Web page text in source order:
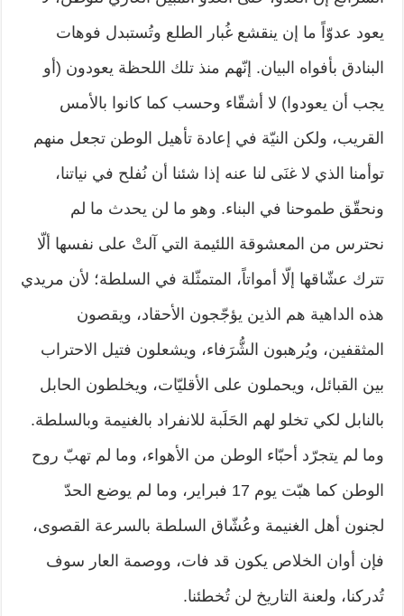
يعود عدوّاً ما إن ينقشع غُبار الطلع وتُستبدل فوهات
البنادق بأفواه البيان. إنّهم منذ تلك اللحظة يعودون (أو
يجب أن يعودوا) لا أشقّاء وحسب كما كانوا بالأمس
القريب، ولكن النيّة في إعادة تأهيل الوطن تجعل منهم
توأمنا الذي لا غنَى لنا عنه إذا شئنا أن نُفلح في نياتنا،
ونحقّق طموحنا في البناء. وهو ما لن يحدث ما لم
نحترس من المعشوقة اللئيمة التي آلتْ على نفسها ألّا
تترك عشّاقها إلّا أمواتاً، المتمثّلة في السلطة؛ لأن مريدي
هذه الداهية هم الذين يؤجّجون الأحقاد، ويقصون
المثقفين، ويُرهبون الشُّرَفاء، ويشعلون فتيل الاحتراب
بين القبائل، ويحملون على الأقليّات، ويخلطون الحابل
بالنابل لكي تخلو لهم الحَلَبة للانفراد بالغنيمة وبالسلطة.
وما لم يتجرّد أحبّاء الوطن من الأهواء، وما لم تهبّ روح
الوطن كما هبّت يوم 17 فبراير، وما لم يوضع الحدّ
لجنون أهل الغنيمة وعُشّاق السلطة بالسرعة القصوى،
فإن أوان الخلاص يكون قد فات، ووصمة العار سوف
تُدركنا، ولعنة التاريخ لن تُخطئنا.